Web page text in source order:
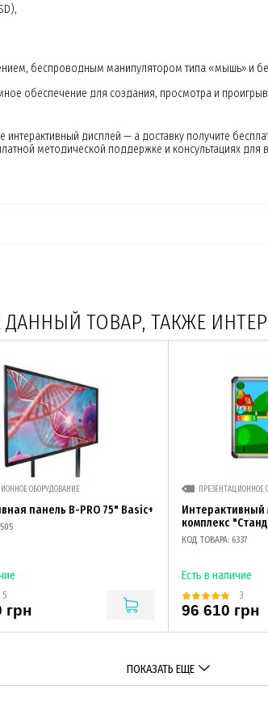
беспроводным манипулятором типа «мышь» и
обеспечение для создания, просмотра и
дисплей — а доставку получите
методической поддержке и консультациях для
ТОВАР, ТАКЖЕ
ОБОРУДОВАНИЕ
панель B-PRO 75" Basic+
5
грн
ПРЕЗЕНТАЦИОННОЕ
Интерактивный
комплекс
КОД ТОВАРА: 6337
Есть в наличие
3
96 610 грн
ПОКАЗАТЬ ЕЩЕ